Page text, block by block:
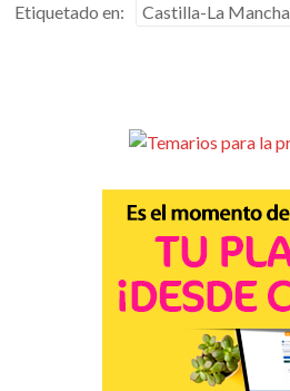
Etiquetado en: Castilla-La Mancha